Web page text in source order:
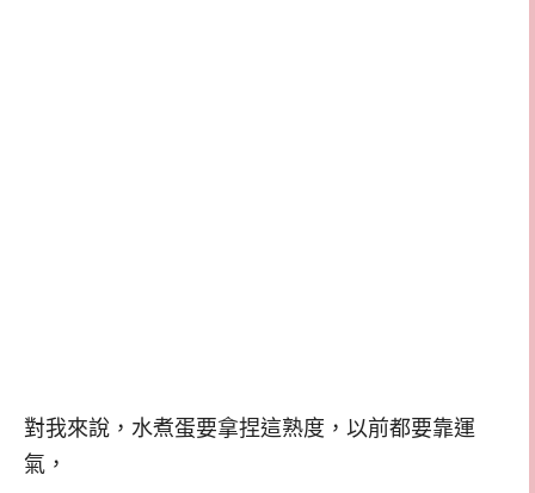
對我來說，水煮蛋要拿捏這熟度，以前都要靠運
氣，